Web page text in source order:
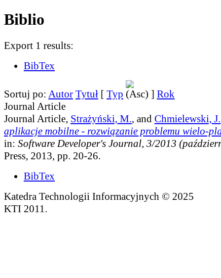
Biblio
Export 1 results:
BibTex
Sortuj po: Autor Tytuł [ Typ ] Rok
Journal Article
Journal Article, Strażyński, M., and Chmielewski, J.
aplikacje mobilne - rozwiązanie problemu wielo-
in: Software Developer's Journal, 3/2013
Press, 2013, pp. 20-26.
BibTex
Katedra Technologii Informacyjnych © 2025
KTI 2011.